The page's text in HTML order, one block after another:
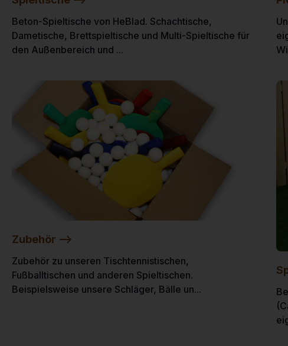
Beton-Spieltische von HeBlad. Schachtische,
Dametische, Brettspieltische und Multi-Spieltische für
den Außenbereich und ...
Zubehör -->
Zubehör zu unseren Tischtennistischen,
Fußballtischen und anderen Spieltischen.
Beispielsweise unsere Schläger, Bälle un...